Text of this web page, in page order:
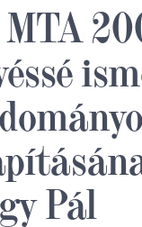
MTA
Pál